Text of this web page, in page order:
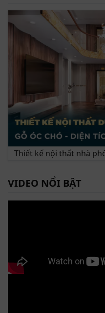
Thiết kế nội thất nhà
VIDEO NỔI BẬT